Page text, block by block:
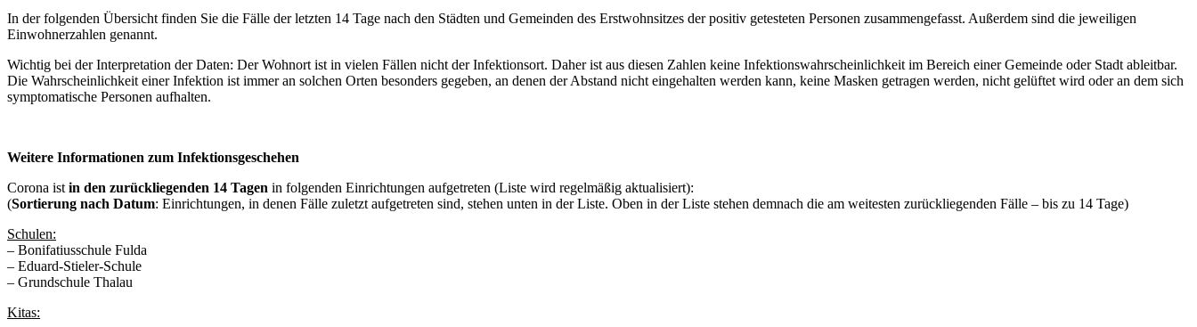
In der folgenden Übersicht finden Sie die Fälle der letzten 14 Tage nach den Städten und Gemeinden des Erstwohnsitzes der positiv getesteten Personen zusammengefasst. Außerdem sind die jeweiligen
Einwohnerzahlen genannt.
Wichtig bei der Interpretation der Daten: Der Wohnort ist in vielen Fällen nicht der Infektionsort. Daher ist aus diesen Zahlen keine Infektionswahrscheinlichkeit im Bereich einer Gemeinde oder Stadt ableitbar.
Die Wahrscheinlichkeit einer Infektion ist immer an solchen Orten besonders gegeben, an denen der Abstand nicht eingehalten werden kann, keine Masken getragen werden, nicht gelüftet wird oder an dem sich
symptomatische Personen aufhalten.
Weitere Informationen zum Infektionsgeschehen
Corona ist in den zurückliegenden 14 Tagen in folgenden Einrichtungen aufgetreten (Liste wird regelmäßig aktualisiert):
(Sortierung nach Datum: Einrichtungen, in denen Fälle zuletzt aufgetreten sind, stehen unten in der Liste. Oben in der Liste stehen demnach die am weitesten zurückliegenden Fälle – bis zu 14 Tage)
Schulen:
– Bonifatiusschule Fulda
– Eduard-Stieler-Schule
– Grundschule Thalau
Kitas: